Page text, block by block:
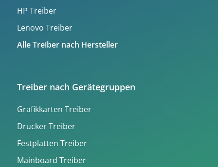
HP Treiber
Lenovo Treiber
Alle Treiber nach Hersteller
Treiber nach Gerätegruppen
Grafikkarten Treiber
Drucker Treiber
Festplatten Treiber
Mainboard Treiber